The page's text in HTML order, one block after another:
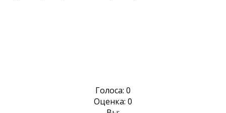
Голоса: 0
Оценка: 0